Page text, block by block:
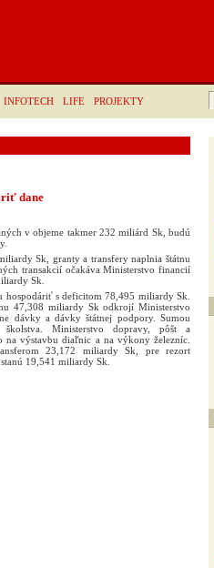
INFOTECH LIFE PROJEKTY
dane
v objeme takmer 232 miliárd Sk, budú
Sk, granty a transfery naplnia štátnu
transakcií očakáva Ministerstvo financií
Sk.
s deficitom 78,495 miliardy Sk.
47,308 miliardy Sk odkrojí Ministerstvo
dávky a dávky štátnej podpory. Sumou
Ministerstvo dopravy, pôšt a
na výstavbu diaľnic a na výkony železníc.
23,172 miliardy Sk, pre rezort
19,541 miliardy Sk.